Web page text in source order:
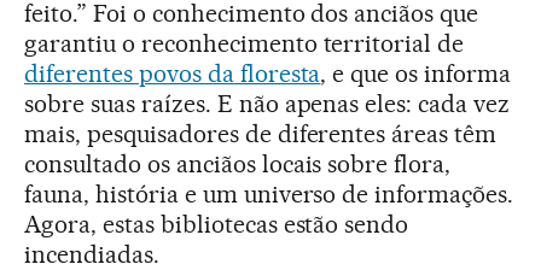
feito.” Foi o conhecimento dos anciãos que
garantiu o reconhecimento territorial de
diferentes povos da floresta, e que os informa
sobre suas raízes. E não apenas eles: cada vez
mais, pesquisadores de diferentes áreas têm
consultado os anciãos locais sobre flora,
fauna, história e um universo de informações.
Agora, estas bibliotecas estão sendo
incendiadas.